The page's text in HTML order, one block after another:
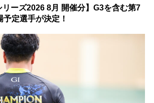
リーズ2026 8月 開催分】G3を含む第7
定選手が決定！